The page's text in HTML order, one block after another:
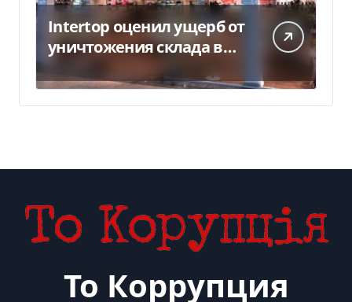
Intertop оценил ущерб от
уничтожения склада в
То Коррупция